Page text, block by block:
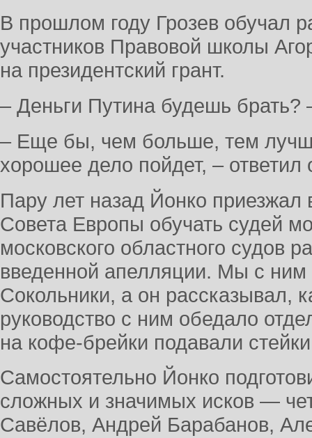
В прошлом году Грозев обучал
участников Правовой школы
на президентский грант.
– Деньги Путина будешь брать?
– Еще бы, чем больше, тем
хорошее дело пойдет, – ответил
Пару лет назад Йонко приезжал
Совета Европы обучать судей
московского областного судов
введенной апелляции. Мы с ним
Сокольники, а он рассказывал,
руководство с ним обедало
на кофе-брейки подавали
Самостоятельно Йонко
сложных и значимых исков —
Савёлов, Андрей Барабанов,